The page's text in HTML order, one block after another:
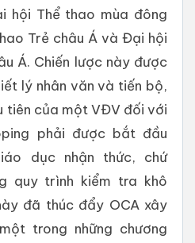
hội Thể thao mùa đông
Trẻ châu Á và Đại hội
Á. Chiến lược này được
lý nhân văn và tiến bộ,
tiên của một VĐV đối với
phải được bắt đầu
dục nhận thức, chứ
quy trình kiểm tra khô
đã thúc đẩy OCA xây
trong những chương